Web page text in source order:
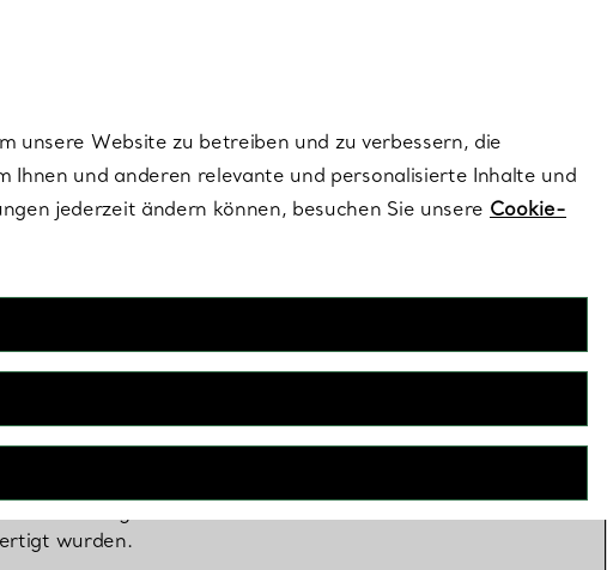
Sie alle Blicke
wurden.
unsere Website zu betreiben und zu verbessern, die
und anderen relevante und personalisierte Inhalte und
jederzeit ändern können, besuchen Sie unsere Cookie-